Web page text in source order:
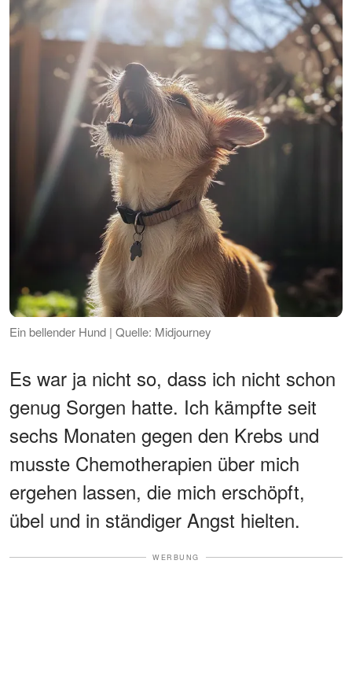
Ein bellender Hund | Quelle: Midjourney
Es war ja nicht so, dass ich nicht schon
genug Sorgen hatte. Ich kämpfte seit
sechs Monaten gegen den Krebs und
musste Chemotherapien über mich
ergehen lassen, die mich erschöpft,
übel und in ständiger Angst hielten.
WERBUNG